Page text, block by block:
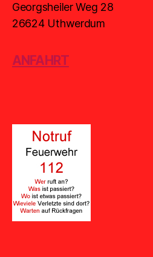
Georgsheiler Weg 28
26624 Uthwerdum
ANFAHRT